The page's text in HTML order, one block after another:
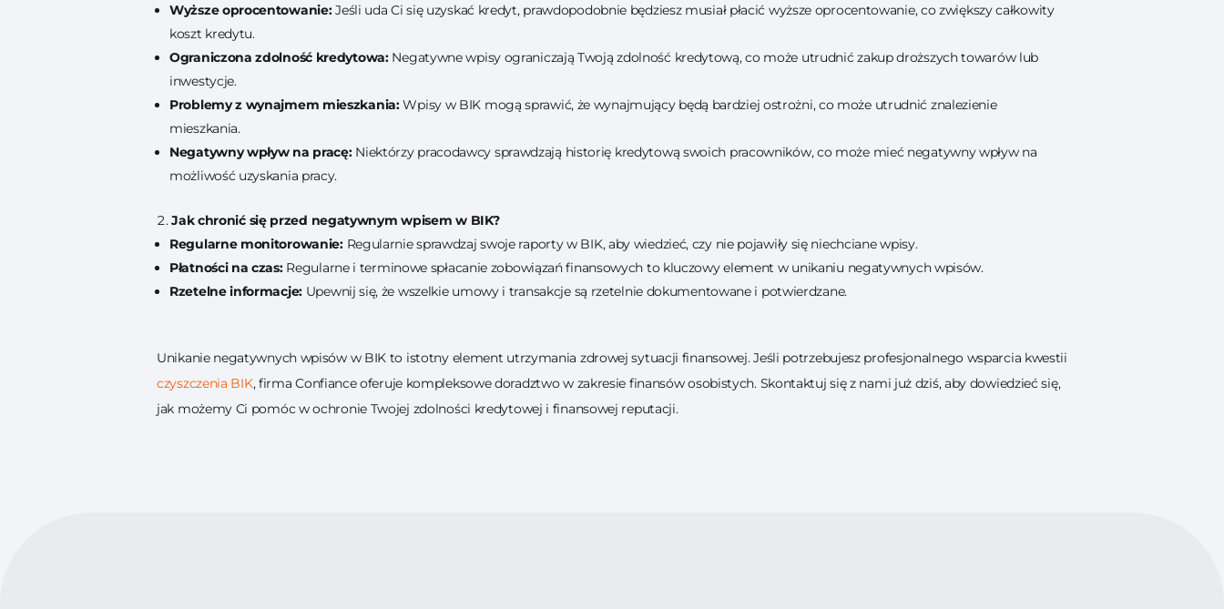
Wyższe oprocentowanie:Jeśli uda Ci się uzyskać kredyt, prawdopodobnie będziesz musiał płacić wyższe oprocentowanie, co zwiększy całkowity
koszt kredytu.
Ograniczona zdolność kredytowa:Negatywne wpisy ograniczają Twoją zdolność kredytową, co może utrudnić zakup droższych towarów lub
inwestycje.
Problemy z wynajmem mieszkania:Wpisy w BIK mogą sprawić, że wynajmujący będą bardziej ostrożni, co może utrudnić znalezienie
mieszkania.
Negatywny wpływ na pracę:Niektórzy pracodawcy sprawdzają historię kredytową swoich pracowników, co może mieć negatywny wpływ na
możliwość uzyskania pracy.
Jak chronić się przed negatywnym wpisem w BIK?
Regularne monitorowanie:Regularnie sprawdzaj swoje raporty w BIK, aby wiedzieć, czy nie pojawiły się niechciane wpisy.
Płatności na czas:Regularne i terminowe spłacanie zobowiązań finansowych to kluczowy element w unikaniu negatywnych wpisów.
Rzetelne informacje: Upewnij się, że wszelkie umowy i transakcje są rzetelnie dokumentowane i potwierdzane.
Unikanie negatywnych wpisów w BIK to istotny element utrzymania zdrowej sytuacji finansowej. Jeśli potrzebujesz profesjonalnego wsparcia kwestii
czyszczenia BIK, firma Confiance oferuje kompleksowe doradztwo w zakresie finansów osobistych. Skontaktuj się z nami już dziś, aby dowiedzieć się,
jak możemy Ci pomóc w ochronie Twojej zdolności kredytowej i finansowej reputacji.